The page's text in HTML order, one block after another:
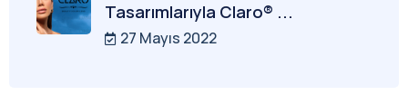
Tasarımlarıyla Claro® ...
27 Mayıs 2022